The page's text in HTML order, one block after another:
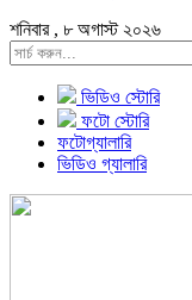
শনিবার , ৮ অগাস্ট ২০২৬
ভিডিও স্টোরি
ফটো স্টোরি
ফটোগ্যালারি
ভিডিও গ্যালারি